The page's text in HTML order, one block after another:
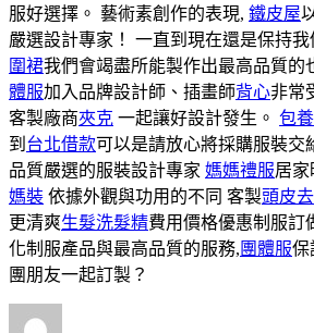
服好選擇。 藝術素創作的表現, 鐵皮屋
嚴選設計專家！ 一直到現在還是保持我
圍裙我們會竭盡所能製作出最高品質的
體服加入品牌設計師、插畫師背心非常
客製廠商夾克 一起讓好設計發生。 包養
到 台北借款可以是請放心將採購服裝交
品質嚴選的服裝設計專家 媽媽禮服居家
媽裝 依據外觀與功用的不同 客製頭皮
更清爽生髮洗髮精費用價格優惠制服訂
化制服產品與最高品質的服務, 團體服保
團朋友一起訂製？